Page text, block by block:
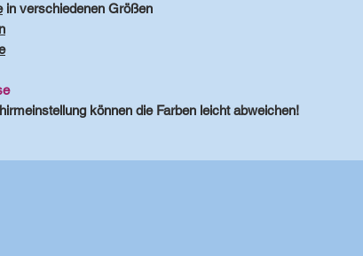
in verschiedenen Größen
können die Farben leicht abweichen!